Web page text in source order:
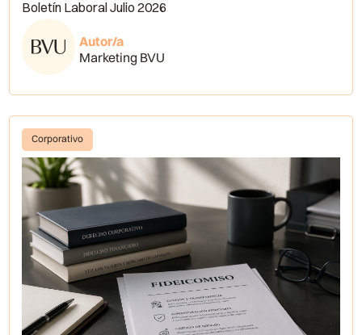
Boletín Laboral Julio 2026
Autor/a
Marketing BVU
Corporativo